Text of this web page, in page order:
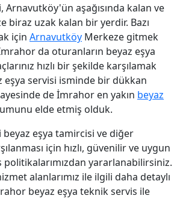
aşağısında kalan ve
biraz uzak kalan bir yerdir. Bazı
için Arnavutköy Merkeze gitmek
da oturanların beyaz eşya
hızlı bir şekilde karşılamak
eşya servisi isminde bir dükkan
de İmrahor en yakın beyaz
elde etmiş olduk.
eşya tamircisi ve diğer
için hızlı, güvenilir ve uygun
politikalarımızdan yararlanabilirsiniz.
alanlarımız ile ilgili daha detaylı
beyaz eşya teknik servis ile